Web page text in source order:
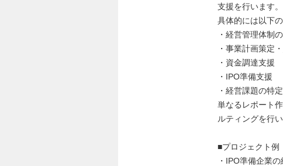
支援を行います。
具体的には以下
・経営管理体制
・事業計画策定
・資金調達支援
・IPO準備支援
・経営課題の特
単なるレポート
ルティングを行い
■プロジェクト例
・IPO準備企業